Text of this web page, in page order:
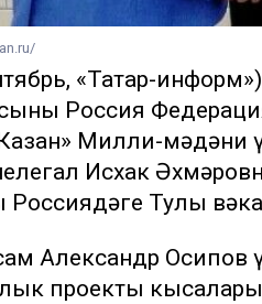
«Татар-
Россия
Милли-мәдәни
Исхак
Россиядәге Тулы
Александр Осипов
проекты